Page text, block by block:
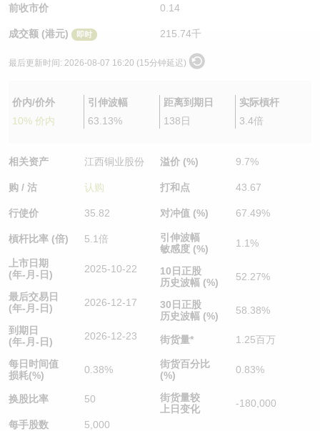
前收市价 0.14
成交额 (港元) 即时 215.74千
最后更新时间: 2026-08-07 16:20 (15分钟延迟)
价内/价外
10% 价内
引伸波幅
63.13%
距离到期日
138日
实际槓杆
3.4倍
相关资产 江西铜业股份
购 / 沽 认购
行使价 35.82
槓杆比率 (倍) 5.1倍
上市日期
(年-月-日)
2025-10-22
最后交易日
(年-月-日)
2026-12-17
到期日
(年-月-日)
2026-12-23
每日时间值
损耗(%)
0.38%
换股比率 50
每手股数 5,000
溢价 (%) 9.7%
打和点 43.67
对冲值 (%) 67.49%
引伸波幅
敏感度 (%)
1.1%
10日正股
历史波幅 (%)
52.27%
30日正股
历史波幅 (%)
58.38%
街货量* 1.25百万
街货百分比
(%)
0.83%
街货量较
上日变化
-180,000
认股证/牛熊证日志
认股证文件及公告
牛熊证到期结算价查找
牛熊证分析仪
牛熊证文件及公告
中资ETFs溢价比较
AH 股价对照